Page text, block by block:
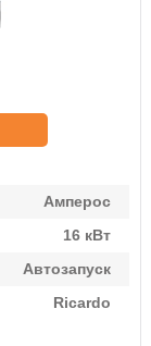
Амперос
16 кВт
Автозапуск
Ricardo